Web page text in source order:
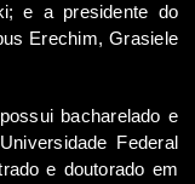
e a presidente do
Erechim, Grasiele
bacharelado e
Federal
e doutorado em